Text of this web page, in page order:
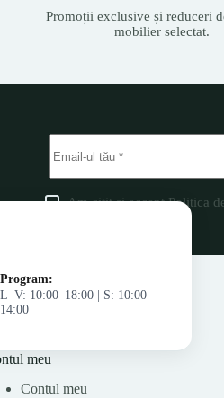
Promoții exclusive și reduceri
mobilier selectat.
Am citit și acceptPolitica
Program:
L–V: 10:00–18:00 | S: 10:00–
14:00
meu
Contul meu